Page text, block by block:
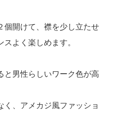
個開けて、襟を少し立たせ
よく楽しめます。
と男性らしいワーク色が高
く、アメカジ風ファッショ